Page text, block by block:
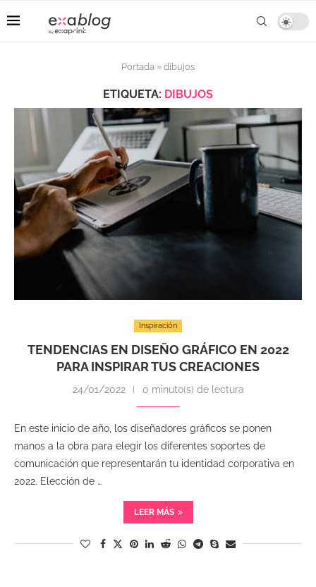
Portada » dibujos
ETIQUETA: DIBUJOS
Inspiración
TENDENCIAS EN DISEÑO GRÁFICO EN 2022
PARA INSPIRAR TUS CREACIONES
24/01/2022 0 minuto(s) de lectura
En este inicio de año, los diseñadores gráficos se ponen
manos a la obra para elegir los diferentes soportes de
comunicación que representarán tu identidad corporativa en
2022. Elección de …
LEER MÁS